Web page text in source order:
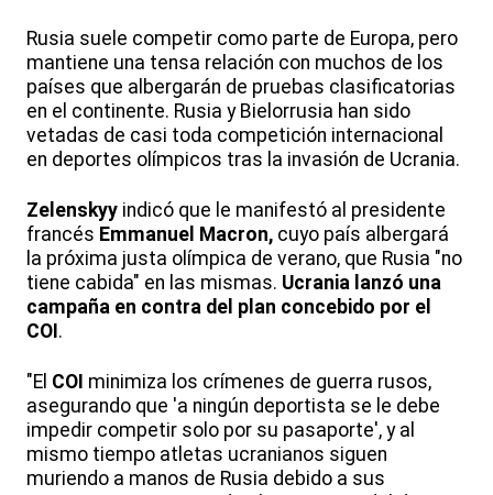
Rusia suele competir como parte de Europa, pero
mantiene una tensa relación con muchos de los
países que albergarán de pruebas clasificatorias
en el continente. Rusia y Bielorrusia han sido
vetadas de casi toda competición internacional
en deportes olímpicos tras la invasión de Ucrania.
Zelenskyy indicó que le manifestó al presidente
francés Emmanuel Macron, cuyo país albergará
la próxima justa olímpica de verano, que Rusia "no
tiene cabida" en las mismas. Ucrania lanzó una
campaña en contra del plan concebido por el
COI.
"El COI minimiza los crímenes de guerra rusos,
asegurando que 'a ningún deportista se le debe
impedir competir solo por su pasaporte', y al
mismo tiempo atletas ucranianos siguen
muriendo a manos de Rusia debido a sus